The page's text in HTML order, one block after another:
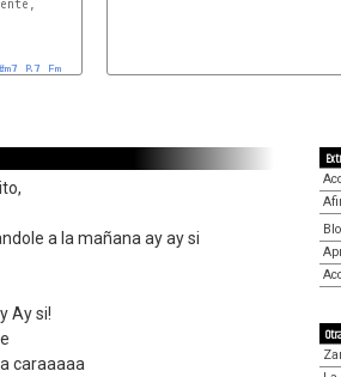
B7
Em
a la mañana ay ay si
Ay si!
caraaaaa